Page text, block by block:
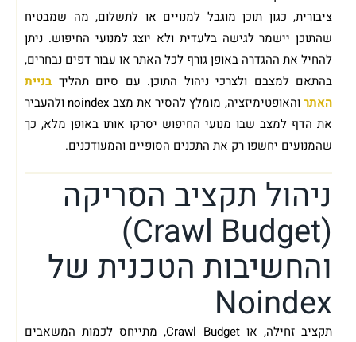
ציבורית, כגון תוכן מוגבל למנויים או לתשלום, מה שמבטיח
שהתוכן יישמר לגישה בלעדית ולא יוצג למנועי החיפוש. ניתן
להחיל את ההגדרה באופן גורף לכל האתר או עבור דפים נבחרים,
בהתאם למצבם ולצרכי ניהול התוכן. עם סיום תהליך בניית
האתר
והאופטימיזציה, מומלץ להסיר את מצב noindex ולהעביר
את הדף למצב שבו מנועי החיפוש יסרקו אותו באופן מלא, כך
שהמנועים יחשפו רק את התכנים הסופיים והמעודכנים.
ניהול תקציב הסריקה
(Crawl Budget)
והחשיבות הטכנית של
Noindex
תקציב זחילה, או Crawl Budget, מתייחס לכמות המשאבים